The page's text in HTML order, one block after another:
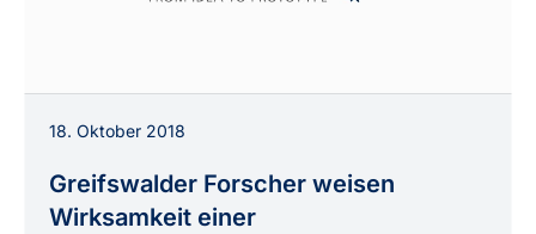
18. Oktober 2018
Greifswalder Forscher weisen
Wirksamkeit einer